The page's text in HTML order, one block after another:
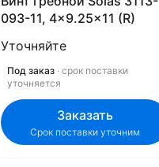
093-11, 4x9.25x11 (R)
Уточняйте
Под заказ · срок поставки
уточняется
Заказать
Срок поставки уточним